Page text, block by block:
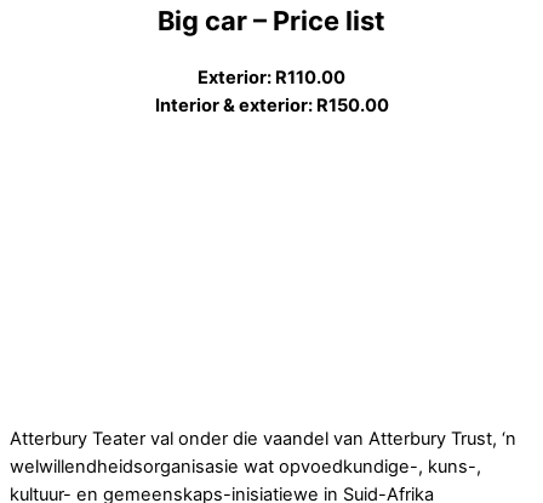
Big car – Price list
Exterior: R110.00
Interior & exterior: R150.00
Atterbury Teater val onder die vaandel van Atterbury Trust, ‘n
welwillendheidsorganisasie wat opvoedkundige-, kuns-,
kultuur- en gemeenskaps-inisiatiewe in Suid-Afrika